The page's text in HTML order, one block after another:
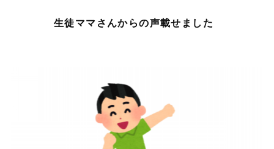
生徒ママさんからの声載せました